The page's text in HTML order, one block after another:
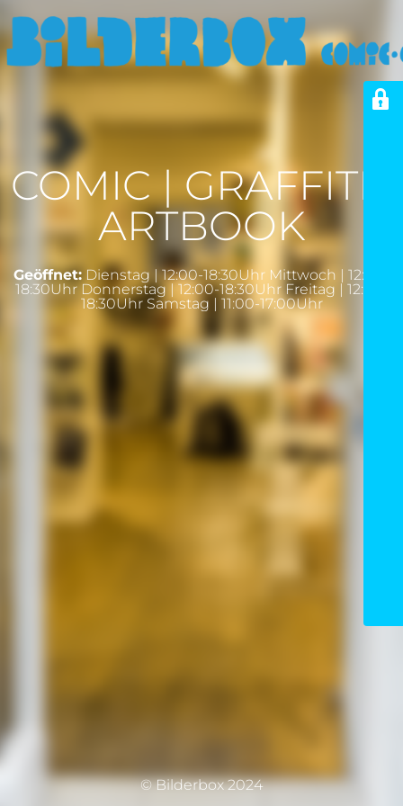
COMIC | GRAFFITI |
ARTBOOK
Geöffnet: Dienstag | 12:00-18:30Uhr Mittwoch | 12:00-
18:30Uhr Donnerstag | 12:00-18:30Uhr Freitag | 12:00-
18:30Uhr Samstag | 11:00-17:00Uhr
© Bilderbox 2024